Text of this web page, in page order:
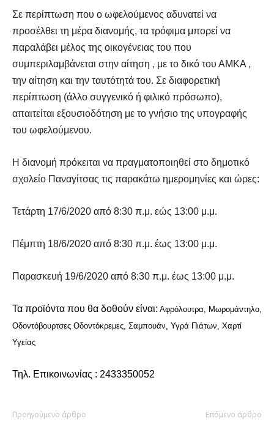
Σε περίπτωση που ο ωφελούμενος αδυνατεί να
προσέλθει τη μέρα διανομής, τα τρόφιμα μπορεί να
παραλάβει μέλος της οικογένειας του που
συμπεριλαμβάνεται στην αίτηση , με το δικό του ΑΜΚΑ ,
την αίτηση και την ταυτότητά του. Σε διαφορετική
περίπτωση (άλλο συγγενικό ή φιλικό πρόσωπο),
απαιτείται εξουσιοδότηση με το γνήσιο της υπογραφής
του ωφελούμενου.
Η διανομή πρόκειται να πραγματοποιηθεί στο δημοτικό
σχολείο Παναγίτσας τις παρακάτω ημερομηνίες και ώρες:
Τετάρτη 17/6/2020 από 8:30 π.μ. εώς 13:00 μ.μ.
Πέμπτη 18/6/2020 από 8:30 π.μ. έως 13:00 μ.μ.
Παρασκευή 19/6/2020 από 8:30 π.μ. έως 13:00 μ.μ.
Τα προϊόντα που θα δοθούν είναι: Αφρόλουτρα, Μωρομάντηλο,
Οδοντόβουρτσες Οδοντόκρεμες, Σαμπουάν, Υγρά Πιάτων, Χαρτί
Υγείας
Τηλ. Επικοινωνίας : 2433350052
Προηγούμενο άρθρο Επόμενο άρθρο